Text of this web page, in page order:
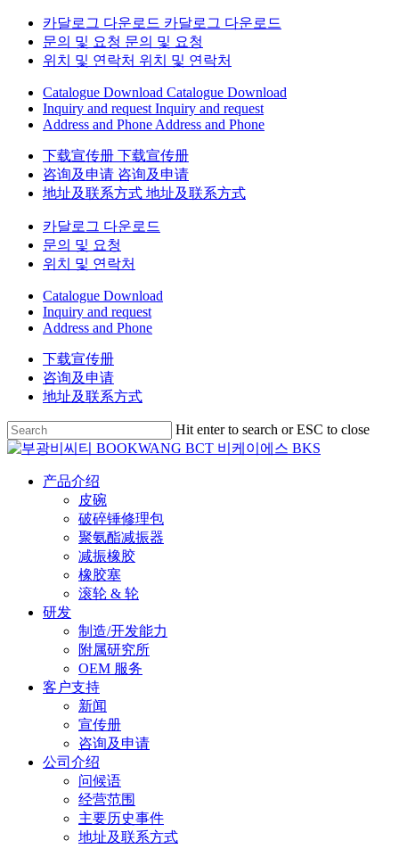
카달로그 다운로드 카달로그 다운로드
문의 및 요청 문의 및 요청
위치 및 연락처 위치 및 연락처
Catalogue Download Catalogue Download
Inquiry and request Inquiry and request
Address and Phone Address and Phone
下载宣传册 下载宣传册
咨询及申请 咨询及申请
地址及联系方式 地址及联系方式
카달로그 다운로드
문의 및 요청
위치 및 연락처
Catalogue Download
Inquiry and request
Address and Phone
下载宣传册
咨询及申请
地址及联系方式
Skip
to
main
content
Hit enter to search or ESC to close
Close
search
Menu
产品介绍
皮碗
破碎锤修理包
聚氨酯减振器
减振橡胶
橡胶塞
滚轮 & 轮
研发
制造/开发能力
附属研究所
OEM 服务
客户支持
新闻
宣传册
咨询及申请
公司介绍
问候语
经营范围
主要历史事件
地址及联系方式